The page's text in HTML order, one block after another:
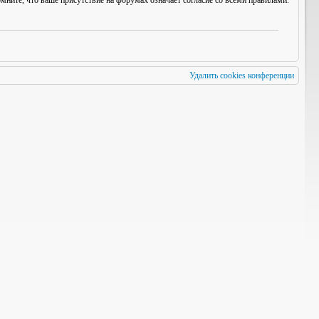
Удалить cookies конференции